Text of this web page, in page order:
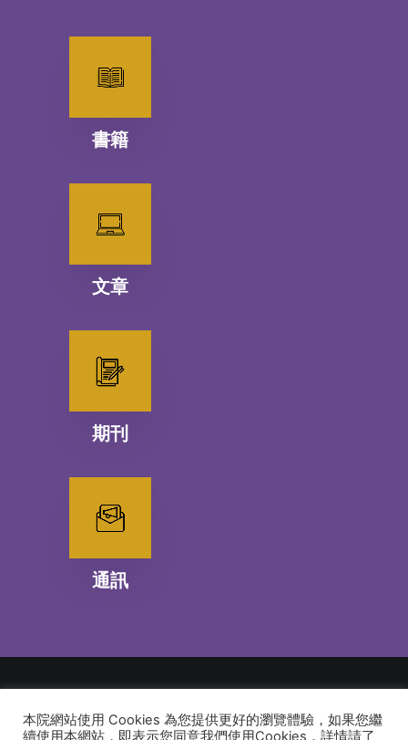
書籍
文章
期刊
通訊
© 2026 建道神學院Alliance Bible Seminary. All rights reserved
本院網站使用 Cookies 為您提供更好的瀏覽體驗，如果您繼
續使用本網站，即表示您同意我們使用Cookies，詳情請了